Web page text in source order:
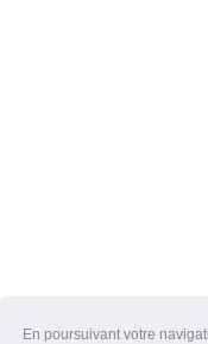
En poursuivant votre